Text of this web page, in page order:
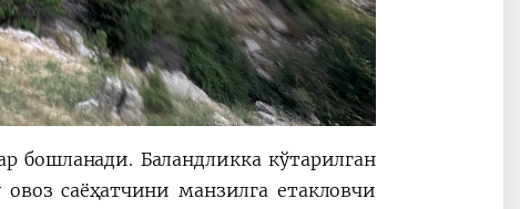
бошланади. Баландликка кўтарилган
саёҳатчини манзилга етакловчи